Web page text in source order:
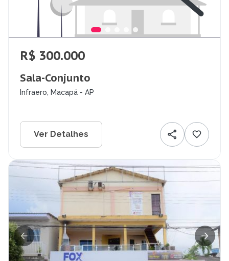
R$ 300.000
Sala-Conjunto
Infraero, Macapá - AP
Ver Detalhes